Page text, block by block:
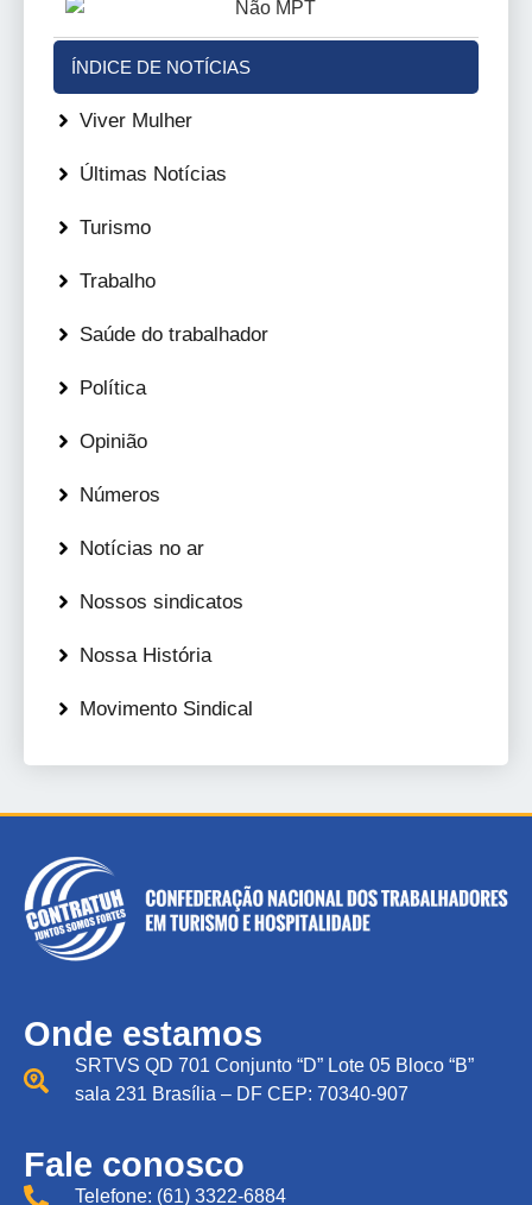
ÍNDICE DE NOTÍCIAS
Viver Mulher
Últimas Notícias
Turismo
Trabalho
Saúde do trabalhador
Política
Opinião
Números
Notícias no ar
Nossos sindicatos
Nossa História
Movimento Sindical
Onde estamos
SRTVS QD 701 Conjunto “D” Lote 05 Bloco “B”
sala 231 Brasília – DF CEP: 70340-907
Fale conosco
Telefone: (61) 3322-6884